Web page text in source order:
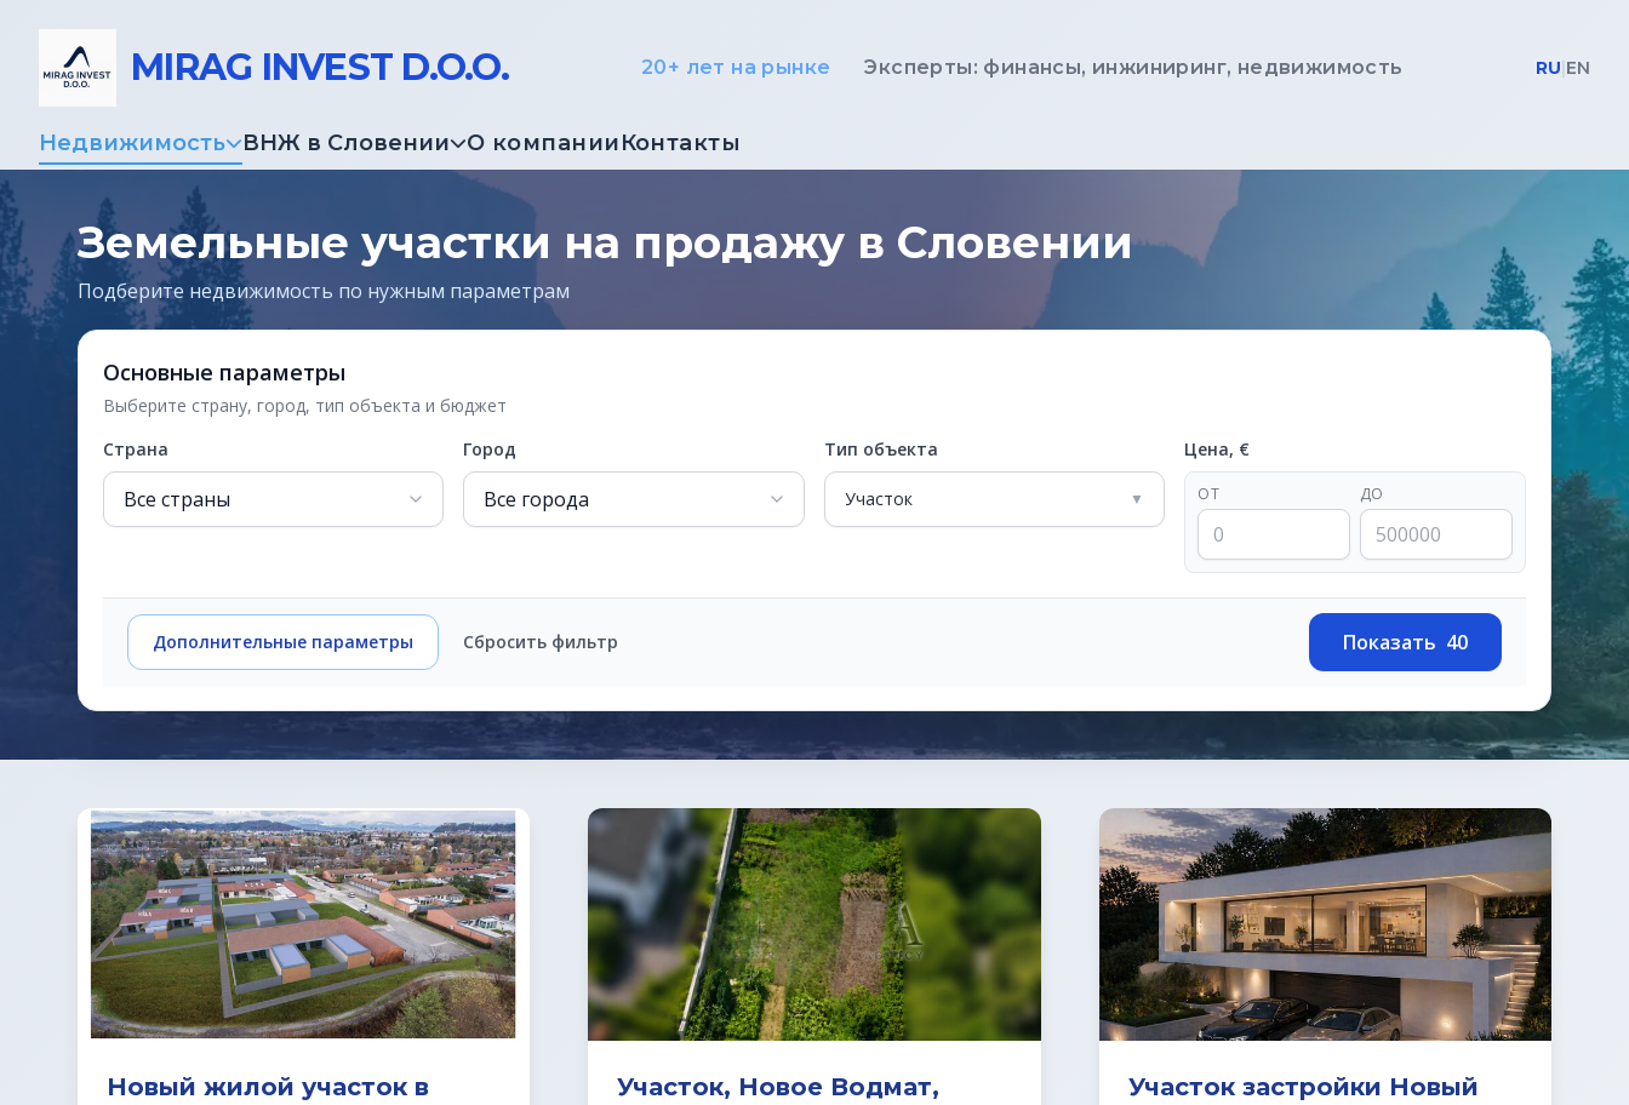
MIRAG INVEST D.O.O. 20+ лет на рынке Эксперты: финансы, инжиниринг, недвижимость RU|EN
Недвижимость ВНЖ в Словении О компанииКонтакты
Земельные участки на продажу в Словении
Подберите недвижимость по нужным параметрам
Основные параметры
Выберите страну, город, тип объекта и бюджет
Страна
Город Тип объекта
Участок ▼
Цена, €
ОТ ДО
Дополнительные параметры Сбросить фильтр Показать 40
Предложения
Новый жилой участок в
Участок, Новое Водмат,
Участок застройки Новый